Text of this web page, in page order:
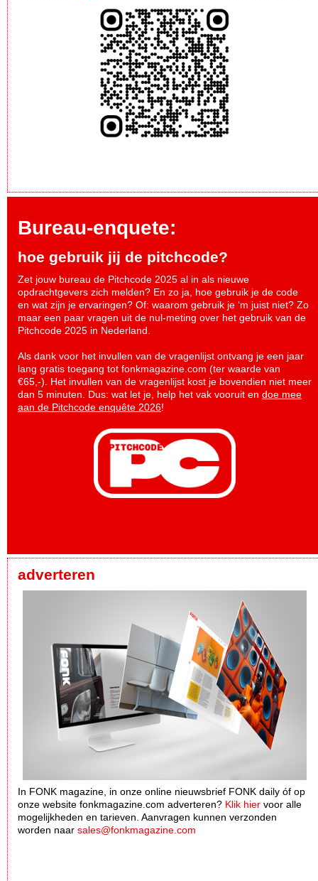
Bureau-enquete:
hoe gebruik jij de pitchcode?
Zet jouw bureau de Pitchcode 2025 al in als nieuwe
opdrachtgevers zich melden? En zo ja, hoe gebruik je de code
en wat zijn je ervaringen? Of: waarom gebruik je ‘m juist niet? Zo
maar een paar vragen uit de nul-meting over het gebruik van de
Pitchcode 2025 in Nederland.
Als dank voor het invullen van de vragenlijst ontvang je een jaar
lang gratis toegang tot fonkmagazine.com (ter waarde van
€65,-). Het invullen van de vragenlijst kost je bovendien niet meer
dan 5 minuten. Dus: wat let je, help het vak vooruit en doe mee
aan de Pitchcode enquête 2026!
adverteren
In FONK magazine, in onze online nieuwsbrief FONK daily óf op
onze website fonkmagazine.com adverteren? Klik hier voor alle
mogelijkheden en tarieven. Aanvragen kunnen verzonden
worden naar sales@fonkmagazine.com